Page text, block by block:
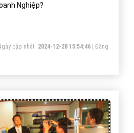
Nghiệp?
cập nhật: 2024-12-28 15:54:46|Đăng